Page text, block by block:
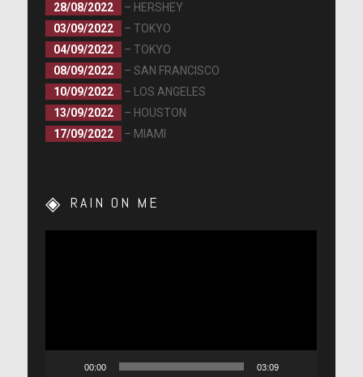
28/08/2022
– HERSHEY
03/09/2022
– TOKYO
04/09/2022
– TOKYO
08/09/2022
– SAN FRANCISCO
10/09/2022
– LOS ANGELES
13/09/2022
– HOUSTON
17/09/2022
– MIAMI
RAIN ON ME
00:00 03:09